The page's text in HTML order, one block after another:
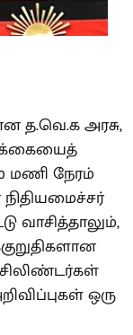
த.வெ.க அரசு,
மணி நேரம்
நிதியமைச்சர்
வாசித்தாலும்,
சிலிண்டர்கள்
ஒரு